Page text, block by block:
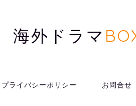
海外ドラマ
プライバシーポリシー お問合せ